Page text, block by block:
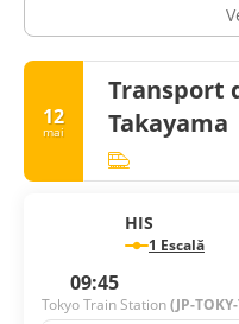
12
mai
Transport
Takayama
HIS
1 Escală
09:45
Tokyo Train Station(JP-